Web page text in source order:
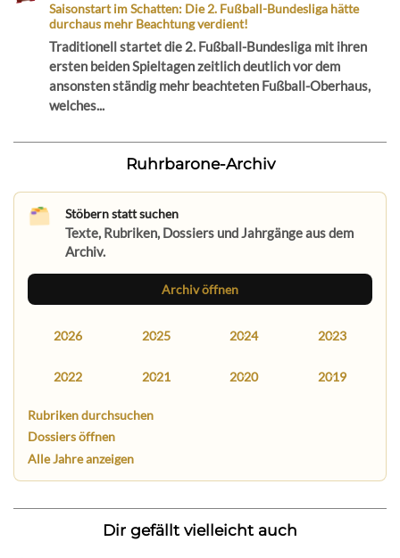
Saisonstart im Schatten: Die 2. Fußball-Bundesliga hätte
durchaus mehr Beachtung verdient!
Traditionell startet die 2. Fußball-Bundesliga mit ihren
ersten beiden Spieltagen zeitlich deutlich vor dem
ansonsten ständig mehr beachteten Fußball-Oberhaus,
welches...
Ruhrbarone-Archiv
Stöbern statt suchen
Texte, Rubriken, Dossiers und Jahrgänge aus dem
Archiv.
Archiv öffnen
2026 2025 2024 2023
2022 2021 2020 2019
Rubriken durchsuchen
Dossiers öffnen
Alle Jahre anzeigen
Dir gefällt vielleicht auch